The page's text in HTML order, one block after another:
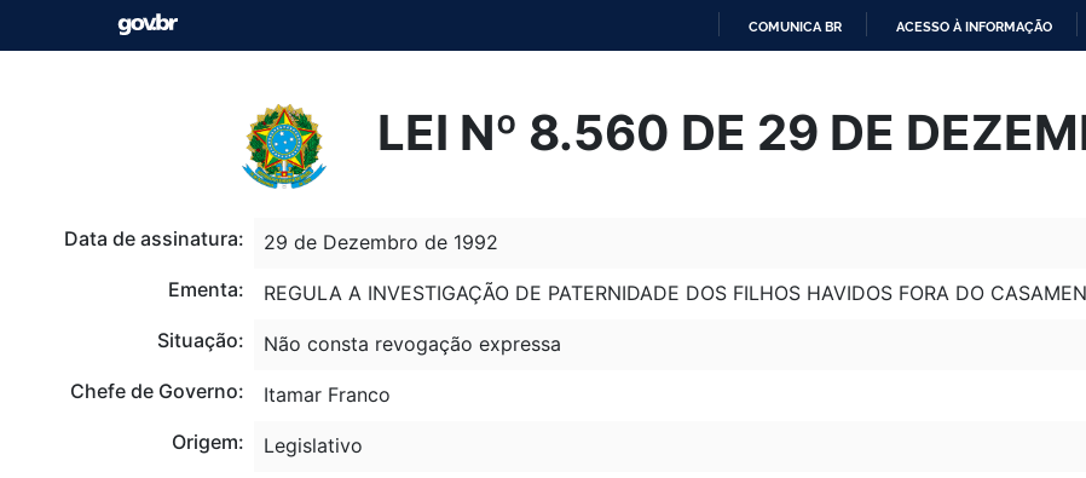
O
CONTEÚDO
COMUNICA BR ACESSO À INFORMAÇÃO
LEI Nº 8.560 DE 29 DE
Data de assinatura:
29 de Dezembro de 1992
Ementa:
REGULA A INVESTIGAÇÃO DE PATERNIDADE DOS FILHOS HAVIDOS FORA DO
Situação:
Não consta revogação expressa
Chefe de Governo:
Itamar Franco
Origem:
Legislativo